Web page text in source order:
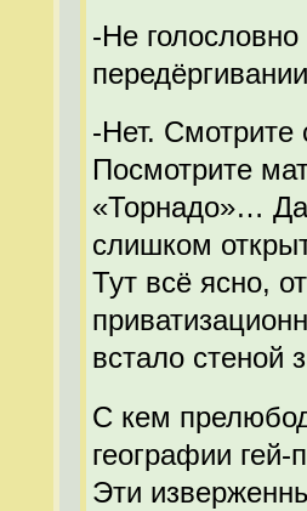
-Не
-Нет.
Посмотрите
«Торнадо»…
слишком
Тут всё ясно,
встало
С кем
географии
Эти